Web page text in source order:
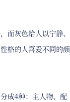
灰色给人以宁静、
格的人喜爱不同的颜
成4种：主人物、配